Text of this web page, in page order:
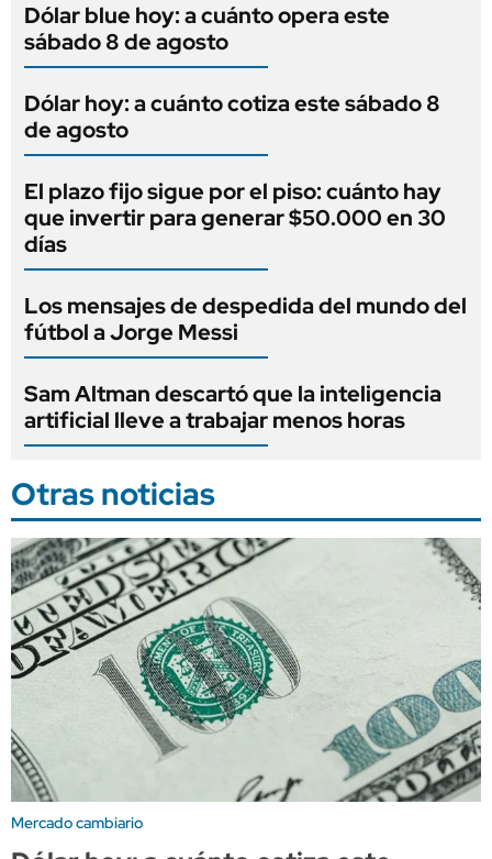
Dólar blue hoy: a cuánto opera este
sábado 8 de agosto
Dólar hoy: a cuánto cotiza este sábado 8
de agosto
El plazo fijo sigue por el piso: cuánto hay
que invertir para generar $50.000 en 30
días
Los mensajes de despedida del mundo del
fútbol a Jorge Messi
Sam Altman descartó que la inteligencia
artificial lleve a trabajar menos horas
Otras noticias
Mercado cambiario